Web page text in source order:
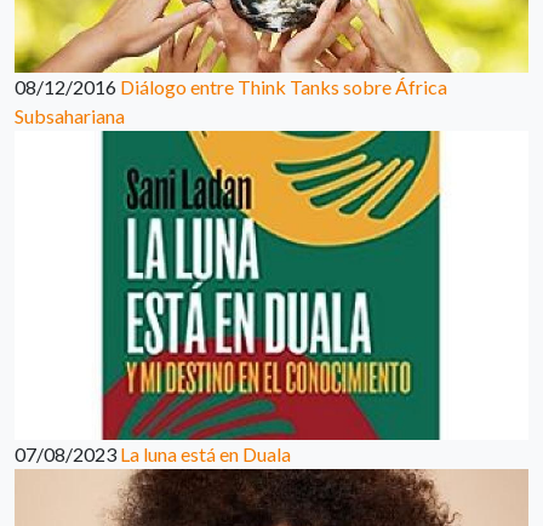
08/12/2016 Diálogo entre Think Tanks sobre África
Subsahariana
07/08/2023 La luna está en Duala